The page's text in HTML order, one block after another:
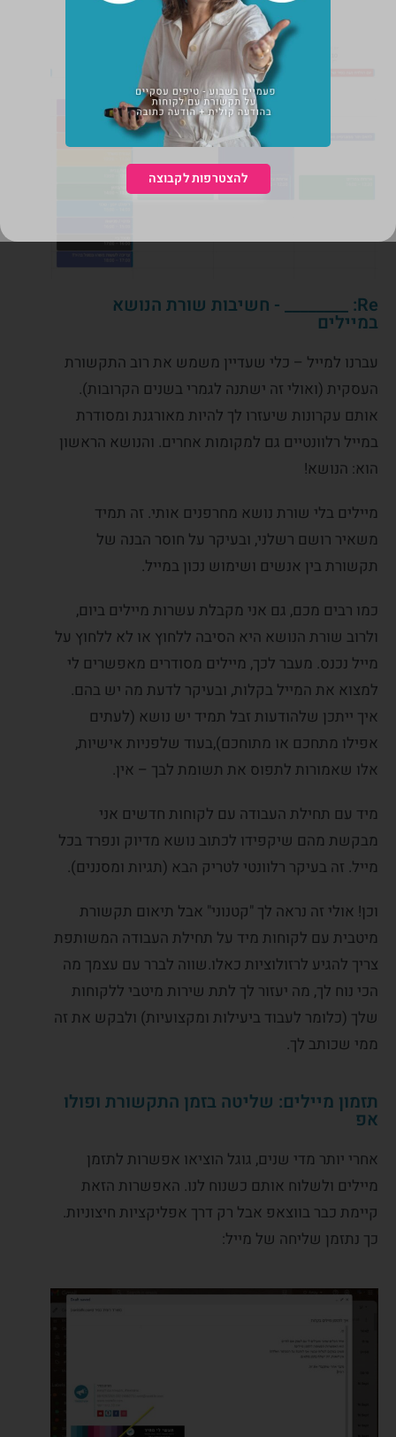
Re: ________ - חשיבות שורת הנושא
במיילים
עברנו למייל – כלי שעדיין משמש את רוב התקשורת
העסקית (ואולי זה ישתנה לגמרי בשנים הקרובות).
אותם עקרונות שיעזרו לך להיות מאורגנת ומסודרת
במייל רלוונטיים גם למקומות אחרים. והנושא הראשון
הוא: הנושא!
מיילים בלי שורת נושא מחרפנים אותי. זה תמיד
משאיר רושם רשלני, ובעיקר על חוסר הבנה של
תקשורת בין אנשים ושימוש נכון במייל.
כמו רבים מכם, גם אני מקבלת עשרות מיילים ביום,
ולרוב שורת הנושא היא הסיבה ללחוץ או לא ללחוץ על
מייל נכנס. מעבר לכך, מיילים מסודרים מאפשרים לי
למצוא את המייל בקלות, ובעיקר לדעת מה יש בהם.
איך ייתכן שלהודעות זבל תמיד יש נושא (לעתים
אפילו מתחכם או מתוחכם),בעוד שלפניות אישיות,
אלו שאמורות לתפוס את תשומת לבך – אין.
מיד עם תחילת העבודה עם לקוחות חדשים אני
מבקשת מהם שיקפידו לכתוב נושא מדיוק ונפרד בכל
מייל. זה בעיקר רלוונטי לטריק הבא (תגיות ומסננים).
וכן! אולי זה נראה לך "קטנוני" אבל תיאום תקשורת
מיטבית עם לקוחות מיד על תחילת העבודה המשותפת
צריך להגיע לרזולוציות כאלו.שווה לברר עם עצמך מה
הכי נוח לך, מה יעזור לך לתת שירות מיטבי ללקוחות
שלך (כלומר לעבוד ביעילות ומקצועיות) ולבקש את זה
ממי שכותב לך.
תזמון מיילים: שליטה בזמן התקשורת ופולו
אפ
אחרי יותר מדי שנים, גוגל הוציאו אפשרות לתזמן
מיילים ולשלוח אותם כשנוח לנו. האפשרות הזאת
קיימת כבר בווצאפ אבל רק דרך אפליקציות חיצוניות.
כך נתזמן שליחה של מייל:
להצטרפות לקבוצה